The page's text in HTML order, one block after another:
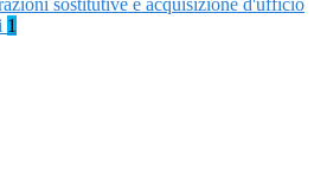
sostitutive e acquisizione d'ufficio
1